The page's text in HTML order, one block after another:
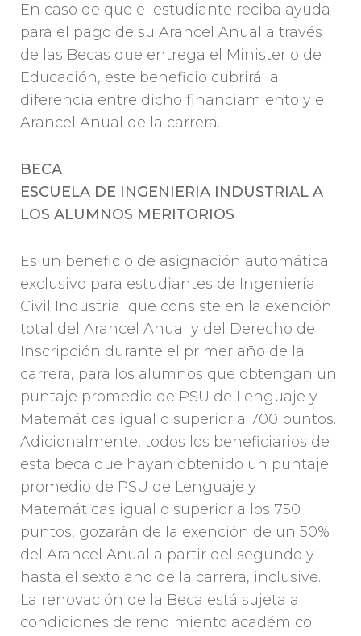
En caso de que el estudiante reciba ayuda
para el pago de su Arancel Anual a través
de las Becas que entrega el Ministerio de
Educación, este beneficio cubrirá la
diferencia entre dicho financiamiento y el
Arancel Anual de la carrera.
BECA
ESCUELA DE INGENIERIA INDUSTRIAL A
LOS ALUMNOS MERITORIOS
Es un beneficio de asignación automática
exclusivo para estudiantes de Ingeniería
Civil Industrial que consiste en la exención
total del Arancel Anual y del Derecho de
Inscripción durante el primer año de la
carrera, para los alumnos que obtengan un
puntaje promedio de PSU de Lenguaje y
Matemáticas igual o superior a 700 puntos.
Adicionalmente, todos los beneficiarios de
esta beca que hayan obtenido un puntaje
promedio de PSU de Lenguaje y
Matemáticas igual o superior a los 750
puntos, gozarán de la exención de un 50%
del Arancel Anual a partir del segundo y
hasta el sexto año de la carrera, inclusive.
La renovación de la Beca está sujeta a
condiciones de rendimiento académico